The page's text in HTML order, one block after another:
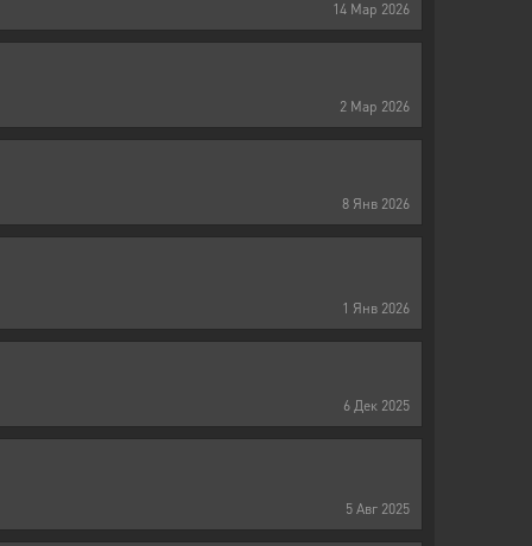
14 Мар 2026
2 Мар 2026
8 Янв 2026
1 Янв 2026
6 Дек 2025
5 Авг 2025